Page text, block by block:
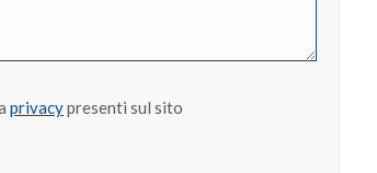
privacypresenti sul sito